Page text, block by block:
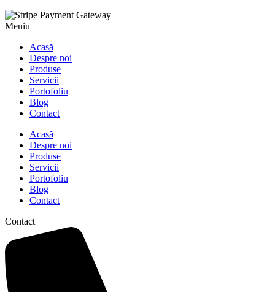
Meniu
Acasă
Despre noi
Produse
Servicii
Portofoliu
Blog
Contact
Acasă
Despre noi
Produse
Servicii
Portofoliu
Blog
Contact
Contact